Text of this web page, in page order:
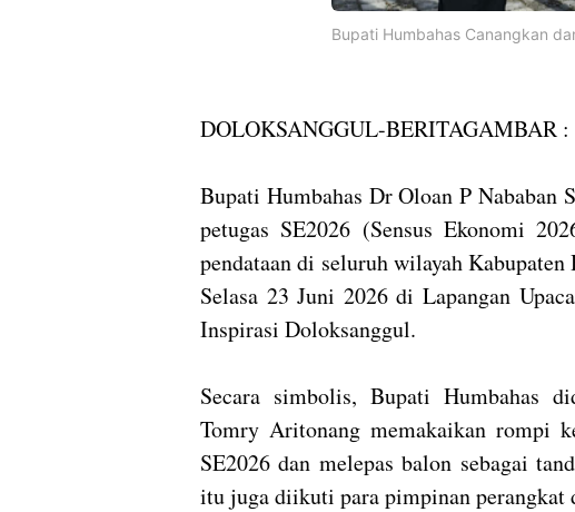
Bupati Humbahas Canangkan
DOLOKSANGGUL-BERITAGAMBAR :
Bupati Humbahas Dr Oloan P Nababan
petugas SE2026 (Sensus Ekonomi
pendataan di seluruh wilayah
Selasa 23 Juni 2026 di Lapangan
Inspirasi Doloksanggul.
Secara simbolis, Bupati Humbahas
Tomry Aritonang memakaikan rompi
SE2026 dan melepas balon sebagai
itu juga diikuti para pimpinan perangkat